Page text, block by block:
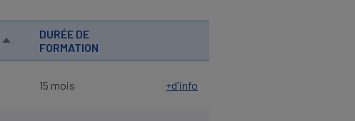
TRIER
DÉCROISSANT
DURÉE DE
FORMATION
15 mois +d'info